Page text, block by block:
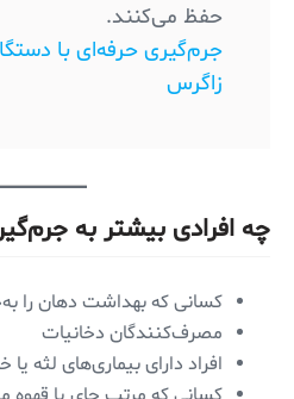
حفظ می‌کنند.
جرم‌گیری حرفه‌ای با
زاگرس
چه افرادی بیشتر به
کسانی که بهداشت دهان را
مصرف‌کنندگان دخانیات
افراد دارای بیماری‌های لثه یا